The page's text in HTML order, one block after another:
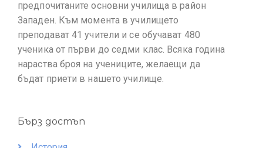
предпочитаните основни училища в район
Западен. Към момента в училището
преподават 41 учители и се обучават 480
ученика от първи до седми клас. Всяка година
нараства броя на учениците, желаещи да
бъдат приети в нашето училище.
Бърз достъп